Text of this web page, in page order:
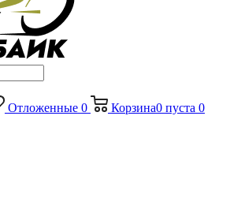
Отложенные 0 Корзина0 пуста 0